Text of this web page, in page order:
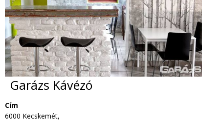
Garázs Kávézó
Cím
6000 Kecskemét,